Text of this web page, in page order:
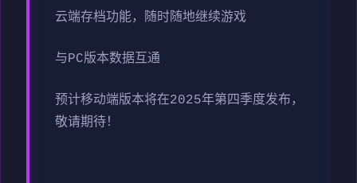
云端存档功能，随时随地继续游戏
与PC版本数据互通
预计移动端版本将在2025年第四季度发布，
敬请期待！